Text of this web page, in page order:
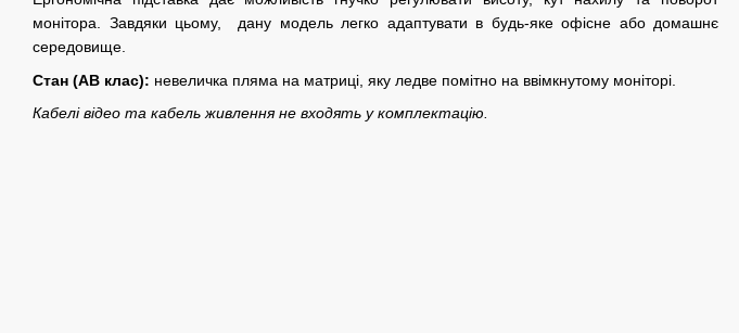
монітора. Завдяки цьому, дану модель легко адаптувати в будь-яке офісне або домашнє
середовище.
Стан (AB клас): невеличка пляма на матриці, яку ледве помітно на ввімкнутому моніторі.
Кабелі відео та кабель живлення не входять у комплектацію.